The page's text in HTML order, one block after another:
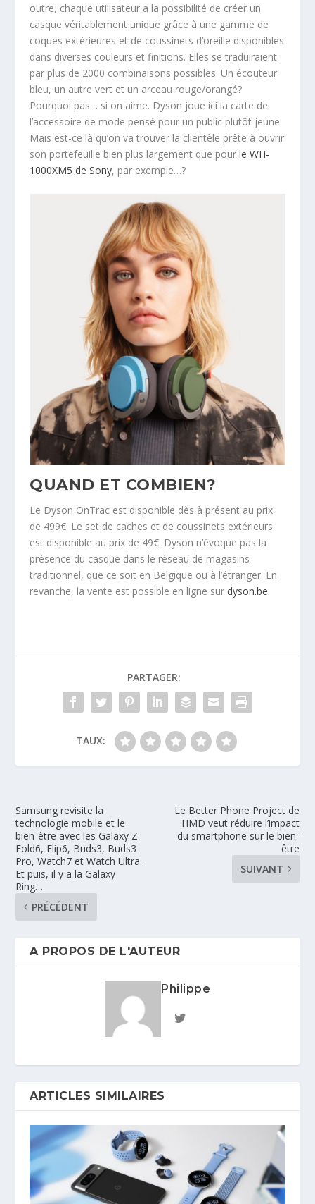
outre, chaque utilisateur a la possibilité de créer un
casque véritablement unique grâce à une gamme de
coques extérieures et de coussinets d’oreille disponibles
dans diverses couleurs et finitions. Elles se traduiraient
par plus de 2000 combinaisons possibles. Un écouteur
bleu, un autre vert et un arceau rouge/orangé?
Pourquoi pas… si on aime. Dyson joue ici la carte de
l’accessoire de mode pensé pour un public plutôt jeune.
Mais est-ce là qu’on va trouver la clientèle prête à ouvrir
son portefeuille bien plus largement que pourle WH-
1000XM5 de Sony, par exemple…?
QUAND ET COMBIEN?
Le Dyson OnTrac est disponible dès à présent au prix
de 499€. Le set de caches et de coussinets extérieurs
est disponible au prix de 49€. Dyson n’évoque pas la
présence du casque dans le réseau de magasins
traditionnel, que ce soit en Belgique ou à l’étranger. En
revanche, la vente est possible en ligne sur dyson.be.
PARTAGER:
TAUX:
Samsung revisite la
technologie mobile et le
bien-être avec les Galaxy Z
Fold6, Flip6, Buds3, Buds3
Pro, Watch7 et Watch Ultra.
Et puis, il y a la Galaxy
Ring…
PRÉCÉDENT
Le Better Phone Project de
HMD veut réduire l’impact
du smartphone sur le bien-
être
SUIVANT
A PROPOS DE L'AUTEUR
Philippe
ARTICLES SIMILAIRES